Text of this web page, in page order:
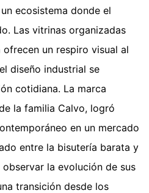
ecosistema donde el
Las vitrinas organizadas
un respiro visual al
diseño industrial se
cotidiana. La marca
la familia Calvo, logró
en un mercado
entre la bisutería barata y
la evolución de sus
transición desde los